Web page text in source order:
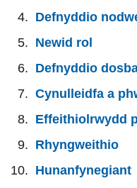
Defnyddio
Newid rol
Defnyddio
Cynulleidfa a
Effeithiolrwydd
Rhyngweithio
Hunanfynegiant